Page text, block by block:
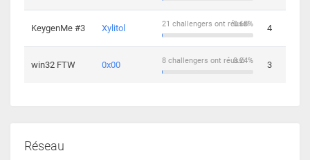
KeygenMe #3 Xylitol 0.68%
21 challengers ont réussi 4
win32 FTW 0x00 0.24%
8 challengers ont réussi 3
Réseau